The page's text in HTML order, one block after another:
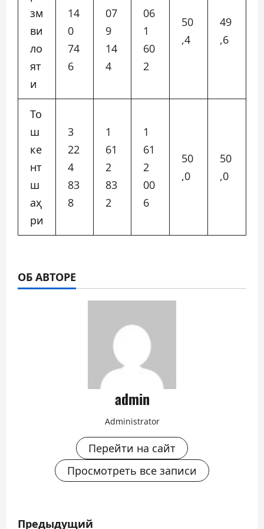
зм
ви
ло
ят
и
14
0
74
6
07
9
14
4
06
1
60
2
50
,4
49
,6
То
ш
ке
нт
ш
аҳ
ри
3
22
4
83
8
1
61
2
83
2
1
61
2
00
6
50
,0
50
,0
ОБ АВТОРЕ
admin
Administrator
Перейти на сайт
Просмотреть все записи
Н
Предыдущий